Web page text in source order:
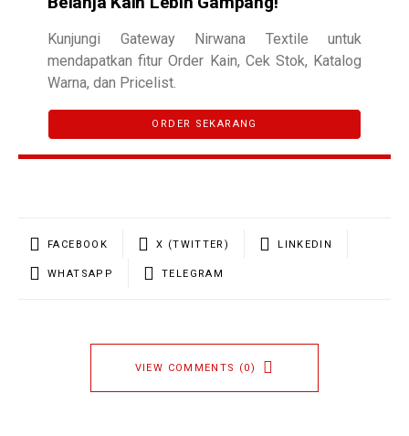
Kunjungi Gateway Nirwana Textile untuk
mendapatkan fitur Order Kain, Cek Stok, Katalog
Warna, dan Pricelist.
ORDER SEKARANG
FACEBOOK X (TWITTER) LINKEDIN
WHATSAPP TELEGRAM
VIEW COMMENTS (0)